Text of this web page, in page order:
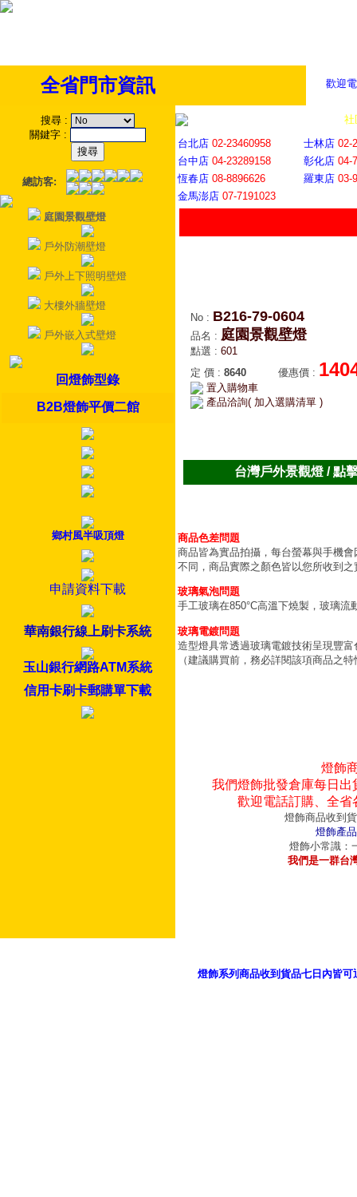
歡迎
全省門市資訊
搜尋 :
關鍵字 :
總訪客:
庭園景觀壁燈
戶外防潮壁燈
戶外上下照明壁燈
大樓外牆壁燈
戶外嵌入式壁燈
回燈飾型錄
B2B燈飾平價二館
鄉村風半吸頂燈
申請資料下載
華南銀行線上刷卡系統
玉山銀行網路ATM系統
信用卡刷卡郵購單下載
社
台北店 02-23460958 士林店 02-
台中店 04-23289158 彰化店 04-
恆春店 08-8896626 羅東店 03-
金馬澎店 07-7191023
No : B216-79-0604
品名 : 庭園景觀壁燈
點選 : 601
定 價 : 8640 優惠價 :
置入購物車
產品洽詢( 加入選購清單 )
台灣戶外景觀燈 / 點
商品色差問題
商品皆為實品拍攝，每台螢幕與手機
不同，商品實際之顏色皆以您所收到之
玻璃氣泡問題
手工玻璃在850°C高溫下燒製，玻璃
玻璃電鍍問題
造型燈具常透過玻璃電鍍技術呈現豐
（建議購買前，務必詳閱該項商品之
燈飾
我們燈飾批發倉庫每日
歡迎電話訂購、全
燈飾商品收到
燈飾產
燈飾小常識：
我們是一群台
燈飾系列商品收到貨品七日內皆